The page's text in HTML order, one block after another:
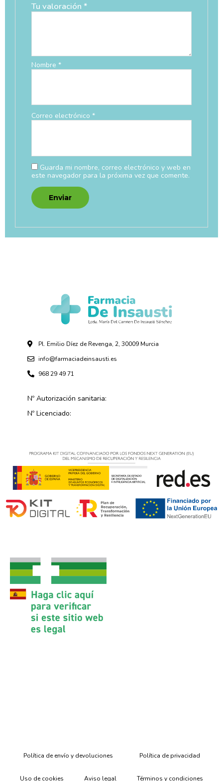
Tu valoración *
Nombre *
Correo electrónico *
Guarda mi nombre, correo electrónico y web en
este navegador para la próxima vez que comente.
Pl. Emilio Díez de Revenga, 2, 30009 Murcia
info@farmaciadeinsausti.es
968 29 49 71
Nº Autorización sanitaria:
Nº Licenciado:
Política de envío y devoluciones Política de privacidad
Uso de cookies Aviso legal Términos y condiciones